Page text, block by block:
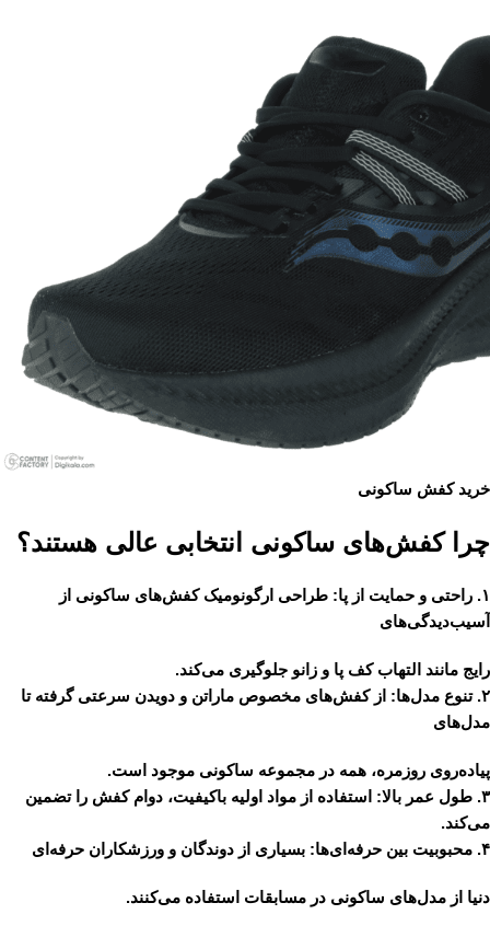
خرید کفش ساکونی
چرا کفش‌های ساکونی انتخابی عالی هستند؟
۱. راحتی و حمایت از پا: طراحی ارگونومیک کفش‌های ساکونی از
آسیب‌دیدگی‌های
رایج مانند التهاب کف پا و زانو جلوگیری می‌کند.
۲. تنوع مدل‌ها: از کفش‌های مخصوص ماراتن و دویدن سرعتی گرفته تا
مدل‌های
پیاده‌روی روزمره، همه در مجموعه ساکونی موجود است.
۳. طول عمر بالا: استفاده از مواد اولیه باکیفیت، دوام کفش را تضمین
می‌کند.
۴. محبوبیت بین حرفه‌ای‌ها: بسیاری از دوندگان و ورزشکاران حرفه‌ای
دنیا از مدل‌های ساکونی در مسابقات استفاده می‌کنند.